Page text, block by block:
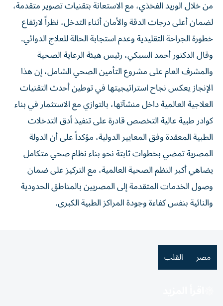
من خلال الوريد الفخذي، مع الاستعانة بتقنيات تصوير متقدمة،
لضمان أعلى درجات الدقة والأمان أثناء التدخل، نظراً لارتفاع
خطورة الجراحة التقليدية وعدم استجابة الحالة للعلاج الدوائي.
وقال الدكتور أحمد السبكي، رئيس هيئة الرعاية الصحية
والمشرف العام على مشروع التأمين الصحي الشامل، إن هذا
الإنجاز يعكس نجاح استراتيجيتها في توطين أحدث التقنيات
العلاجية العالمية داخل منشآتها، بالتوازي مع الاستثمار في بناء
كوادر طبية عالية التخصص قادرة على تنفيذ أدق التدخلات
الطبية المعقدة وفق المعايير الدولية، مؤكداً على أن الدولة
المصرية تمضي بخطوات ثابتة نحو بناء نظام صحي متكامل
يضاهي أكبر النظم الصحية العالمية، مع التركيز على ضمان
وصول الخدمات المتقدمة إلى المصريين بالمناطق الحدودية
والنائية بنفس كفاءة وجودة المراكز الطبية الكبرى.
مصر القلب